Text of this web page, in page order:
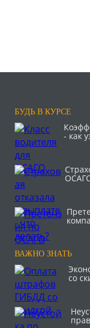
БУДЬ В КУРСЕ
- как
ВАЖНО ЗНАТЬ
со